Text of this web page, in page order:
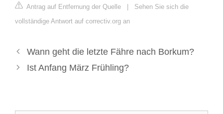
Antrag auf Entfernung der Quelle | Sehen Sie sich die
vollständige Antwort auf correctiv.org an
Wann geht die letzte Fähre nach Borkum?
Ist Anfang März Frühling?